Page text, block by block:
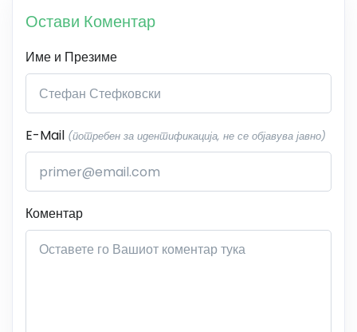
Остави Коментар
Име и Презиме
E-Mail (потребен за идентификација, не се објавува јавно)
Коментар